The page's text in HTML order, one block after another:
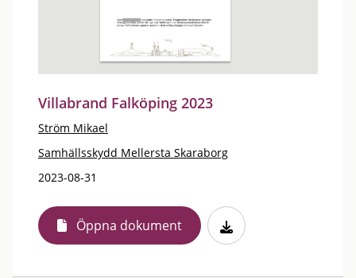
Villabrand Falköping 2023
Ström Mikael
Samhällsskydd Mellersta Skaraborg
2023-08-31
Öppna dokument